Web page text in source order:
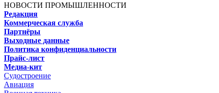
НОВОСТИ ПРОМЫШЛЕННОСТИ
Редакция
Коммерческая служба
Партнёры
Выходные данные
Политика конфиденциальности
Прайс-лист
Медиа-кит
Судостроение
Авиация